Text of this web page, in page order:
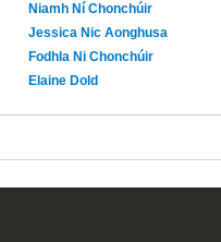
Niamh Ní Chonchúir
Jessica Nic Aonghusa
Fodhla Ni Chonchúir
Elaine Dold